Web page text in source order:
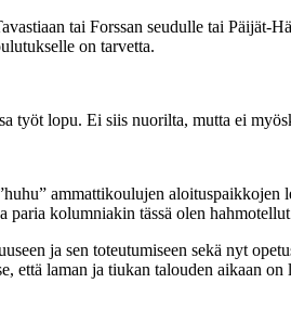
tai Forssan seudulle tai
on tarvetta.
työt lopu. Ei siis nuorilta, mutta ei
ammattikoulujen
kolumniakin tässä olen
ja sen toteutumiseen sekä nyt
että laman ja tiukan talouden aikaan